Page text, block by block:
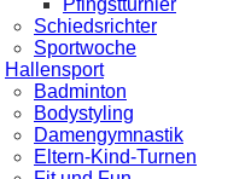
Schiedsrichter
Sportwoche
Hallensport
Badminton
Bodystyling
Damengymnastik
Eltern-Kind-Turnen